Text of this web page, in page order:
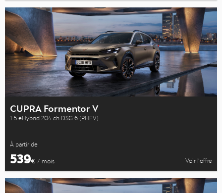
CUPRA Formentor V
1.5 eHybrid 204 ch DSG 6 (PHEV)
À partir de
539€ / mois Voir l’offre